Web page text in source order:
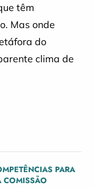
têm
Mas onde
do
clima de
PARA
COMISSÃO